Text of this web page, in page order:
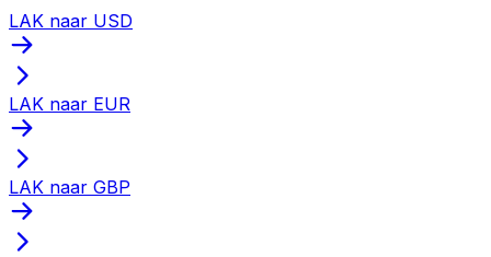
LAK naar USD
LAK naar EUR
LAK naar GBP